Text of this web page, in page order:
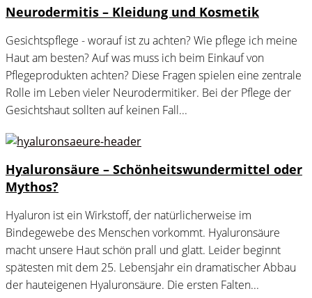
Neurodermitis – Kleidung und Kosmetik
Gesichtspflege - worauf ist zu achten? Wie pflege ich meine
Haut am besten? Auf was muss ich beim Einkauf von
Pflegeprodukten achten? Diese Fragen spielen eine zentrale
Rolle im Leben vieler Neurodermitiker. Bei der Pflege der
Gesichtshaut sollten auf keinen Fall...
Hyaluronsäure – Schönheitswundermittel oder
Mythos?
Hyaluron ist ein Wirkstoff, der natürlicherweise im
Bindegewebe des Menschen vorkommt. Hyaluronsäure
macht unsere Haut schön prall und glatt. Leider beginnt
spätesten mit dem 25. Lebensjahr ein dramatischer Abbau
der hauteigenen Hyaluronsäure. Die ersten Falten...